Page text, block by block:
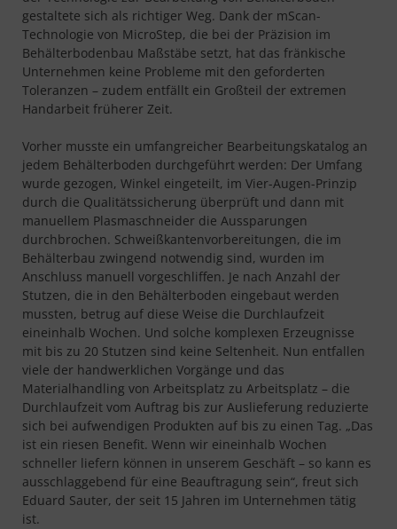
gestaltete sich als richtiger Weg. Dank der mScan-
Technologie von MicroStep, die bei der Präzision im
Behälterbodenbau Maßstäbe setzt, hat das fränkische
Unternehmen keine Probleme mit den geforderten
Toleranzen – zudem entfällt ein Großteil der extremen
Handarbeit früherer Zeit.
Vorher musste ein umfangreicher Bearbeitungskatalog an
jedem Behälterboden durchgeführt werden: Der Umfang
wurde gezogen, Winkel eingeteilt, im Vier-Augen-Prinzip
durch die Qualitätssicherung überprüft und dann mit
manuellem Plasmaschneider die Aussparungen
durchbrochen. Schweißkantenvorbereitungen, die im
Behälterbau zwingend notwendig sind, wurden im
Anschluss manuell vorgeschliffen. Je nach Anzahl der
Stutzen, die in den Behälterboden eingebaut werden
mussten, betrug auf diese Weise die Durchlaufzeit
eineinhalb Wochen. Und solche komplexen Erzeugnisse
mit bis zu 20 Stutzen sind keine Seltenheit. Nun entfallen
viele der handwerklichen Vorgänge und das
Materialhandling von Arbeitsplatz zu Arbeitsplatz – die
Durchlaufzeit vom Auftrag bis zur Auslieferung reduzierte
sich bei aufwendigen Produkten auf bis zu einen Tag. „Das
ist ein riesen Benefit. Wenn wir eineinhalb Wochen
schneller liefern können in unserem Geschäft – so kann es
ausschlaggebend für eine Beauftragung sein“, freut sich
Eduard Sauter, der seit 15 Jahren im Unternehmen tätig
ist.